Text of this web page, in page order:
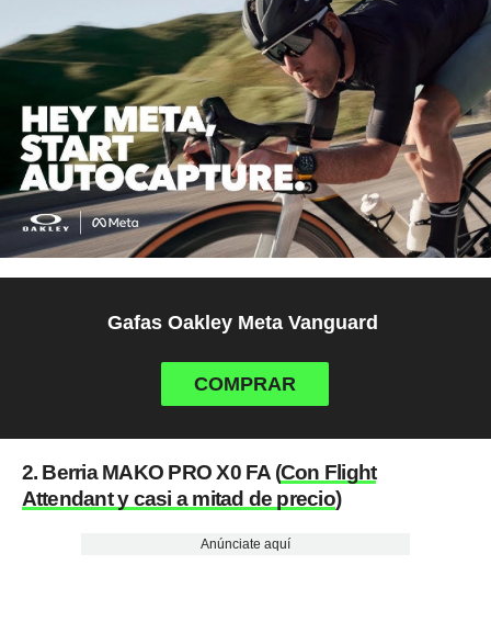
Gafas Oakley Meta Vanguard
COMPRAR
2. Berria MAKO PRO X0 FA (Con Flight
Attendant y casi a mitad de precio)
Anúnciate aquí